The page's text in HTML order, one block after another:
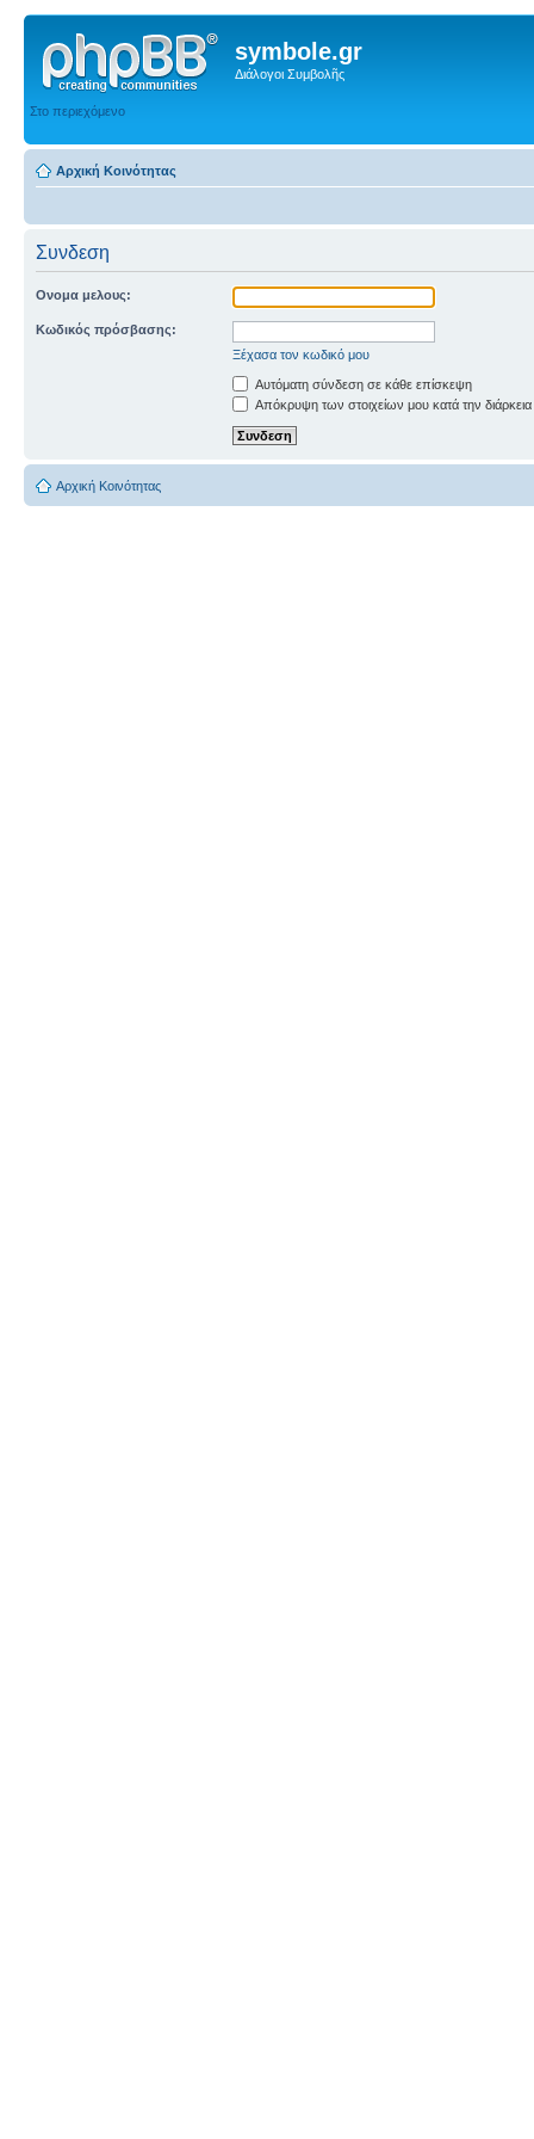
symbole.gr
Διάλογοι Συμβολῆς
Στο περιεχόμενο
Αρχική Κοινότητας
Συνδεση
Ονομα μελους:
Κωδικός πρόσβασης:
Ξέχασα τον κωδικό μου
Αυτόματη σύνδεση σε κάθε επίσκεψη
Απόκρυψη των στοιχείων μου κατά την
Αρχική Κοινότητας